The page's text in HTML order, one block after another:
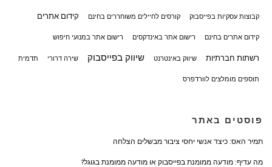
קבוצות עסקיות בפייסבוק קורסים לחיילים משוחררים בחינם קידום אתרים
קידום אתרים בחינם רישום אתר באינדקסים רישום אתר במנועי חיפוש
רשתות חברתיות שיווק באינטרנט שיווק בפייסבוק שירה דרורי תדמית
תוספים מומלצים לוורדפרס
פוסטים באתר
תמיר האס: כיצד אנשי יחסי ציבור מבשלים הצלחה
מה עדיף: מודעה ממומנת בפייסבוק או מודעה ממומנת בגוגל?